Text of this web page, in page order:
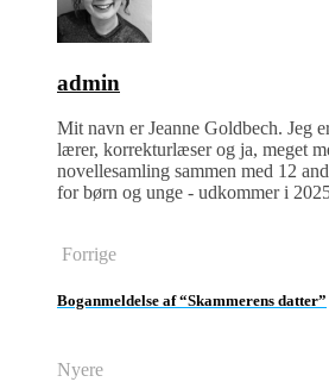
admin
Mit navn er Jeanne Goldbech. Jeg
lærer, korrekturlæser og ja, meget
novellesamling sammen med 12
for børn og unge - udkommer i
Forrige
Boganmeldelse af “Skammerens datter”
Nyere